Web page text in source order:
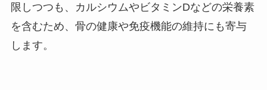
限しつつも、カルシウムやビタミンDなどの栄養素
を含むため、骨の健康や免疫機能の維持にも寄与
します。